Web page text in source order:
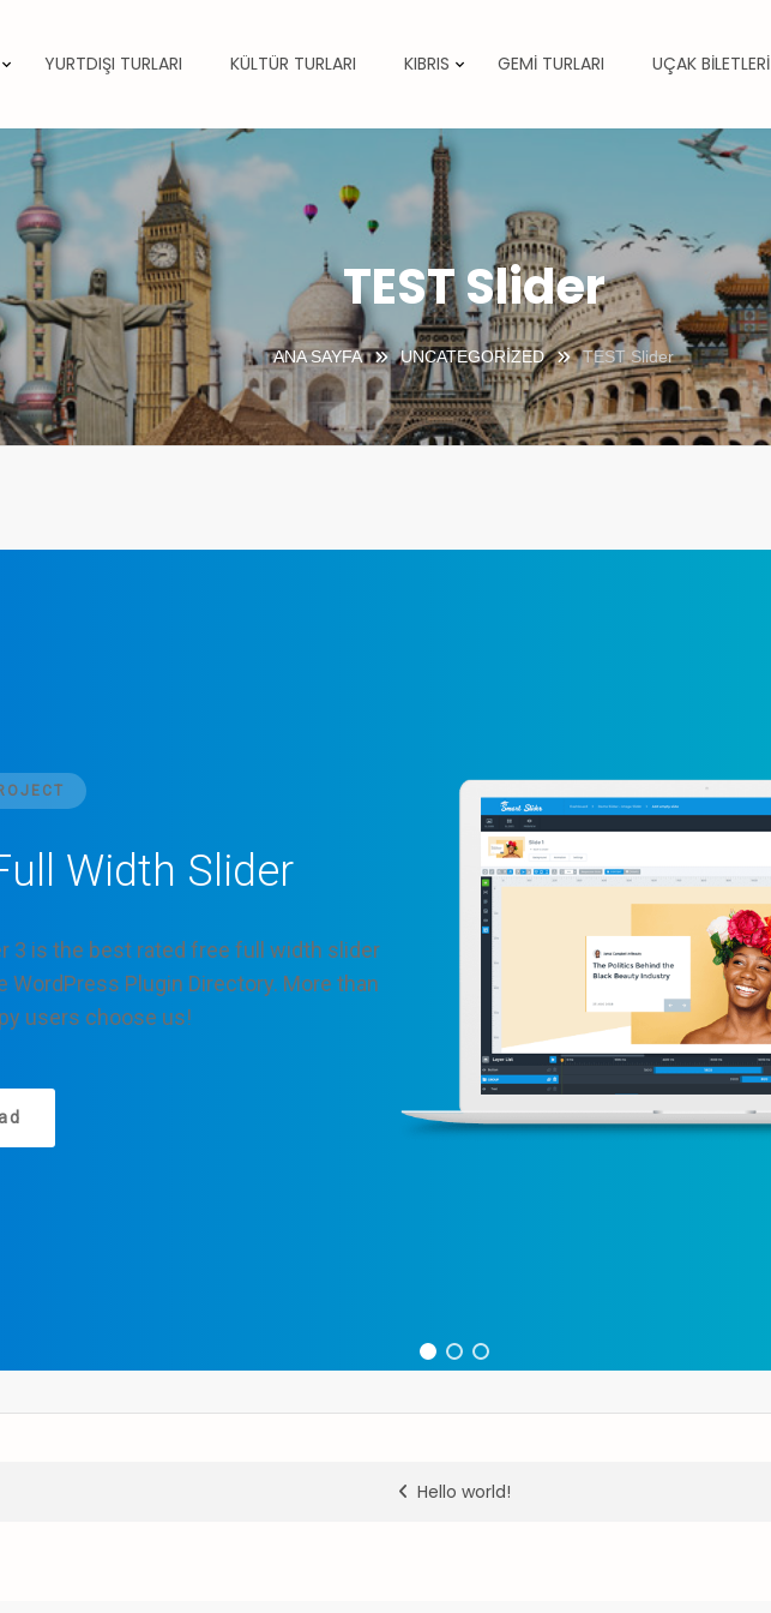
YURTDIŞI TURLARI KÜLTÜR TURLARI KIBRIS GEMİ TURLARI UÇAK BİLETLERİ
TEST Slider
ANA SAYFA UNCATEGORIZED TEST Slider
Width Slider
3 is the best rated free full width slider
WordPress Plugin Directory. More than
users choose us!
Hello world!